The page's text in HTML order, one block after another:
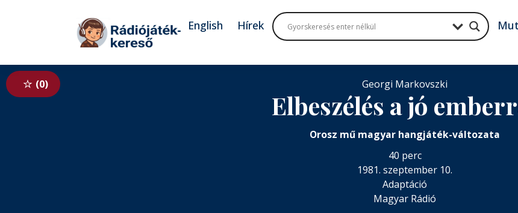
Tovább a tartalomhoz
English Hírek
0 Georgi Markovszki
Elbeszélés a jó
Orosz mű magyar hangjáték-változata
40 perc
1981. szeptember 10.
Adaptáció
Magyar Rádió